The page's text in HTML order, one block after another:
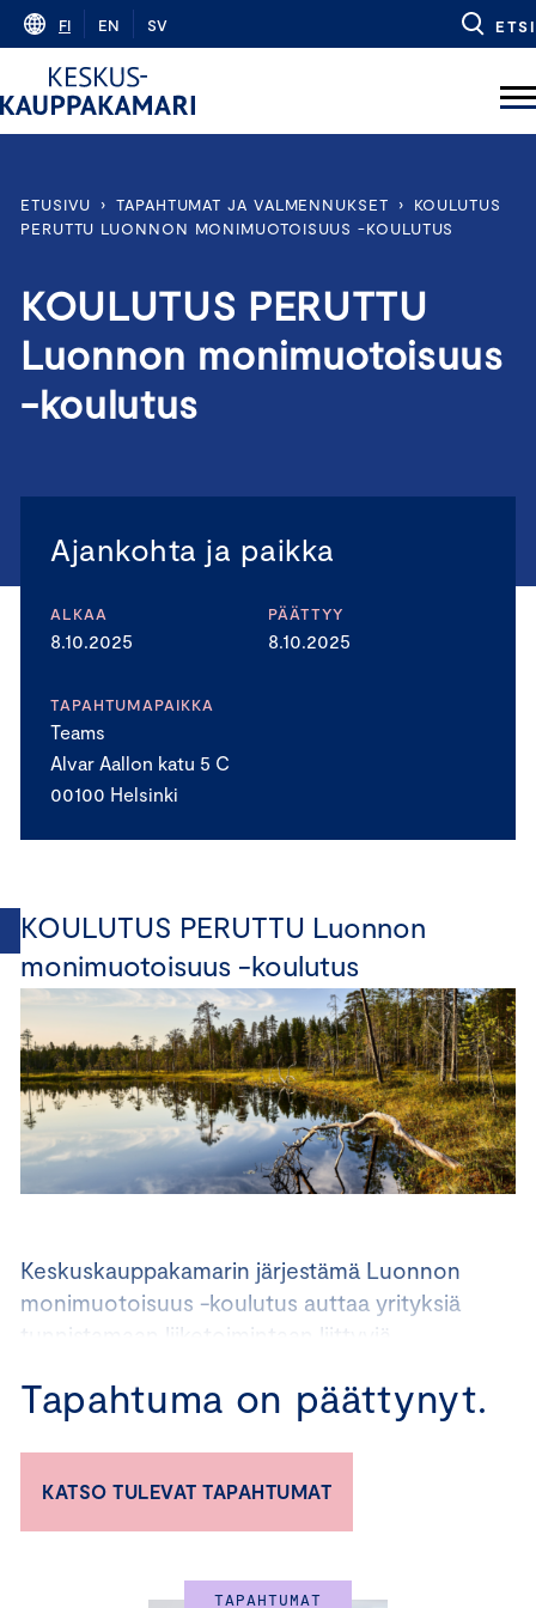
Skip
content
FI EN SV ETSI
ETUSIVU › TAPAHTUMAT JA VALMENNUKSET ›
KOULUTUS
PERUTTU LUONNON MONIMUOTOISUUS -KOULUTUS
KOULUTUS PERUTTU
Luonnon monimuotoisuus
-koulutus
Ajankohta ja paikka
ALKAA
8.10.2025
PÄÄTTYY
8.10.2025
TAPAHTUMAPAIKKA
Teams
Alvar Aallon katu 5 C
00100 Helsinki
KOULUTUS PERUTTU Luonnon
monimuotoisuus -koulutus
Keskuskauppakamarin järjestämä Luonnon
monimuotoisuus -koulutus auttaa yrityksiä
tunnistamaan liiketoimintaan liittyviä
askeleet luonnon monimuotoisuuden
Koulutuksen tavoitteena on:
– auttaa yrityksiä ymmärtämään biodiversiteetin ja
Tapahtuma on päättynyt.
KATSO TULEVAT TAPAHTUMAT
TAPAHTUMAT